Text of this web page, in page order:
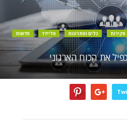
סקירות כלים ופתרונות סליידר
חדשות
את הכוח הארגוני